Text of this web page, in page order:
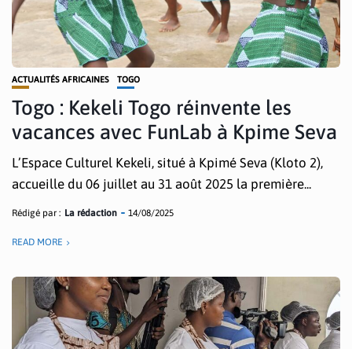
ACTUALITÉS AFRICAINES TOGO
Togo : Kekeli Togo réinvente les
vacances avec FunLab à Kpime Seva
L’Espace Culturel Kekeli, situé à Kpimé Seva (Kloto 2),
accueille du 06 juillet au 31 août 2025 la première...
Rédigé par : La rédaction 14/08/2025
READ MORE